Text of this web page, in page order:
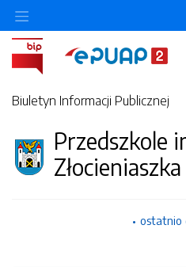
Biuletyn Informacji Publicznej
Przedszkole
ostatnio